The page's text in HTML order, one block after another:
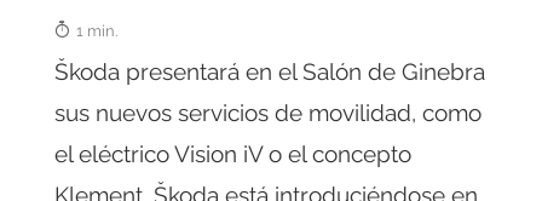
1 min.
Škoda presentará en el Salón de Ginebra
sus nuevos servicios de movilidad, como
el eléctrico Vision iV o el concepto
Klement. Škoda está introduciéndose en